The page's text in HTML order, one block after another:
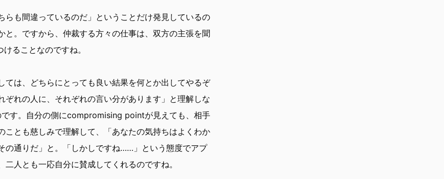
も間違っているのだ」ということだけ発見しているの
と。ですから、仲裁する方々の仕事は、双方の主張を聞
ることなのですね。
は、どちらにとっても良い結果を何とか出してやるぞ
ぞれの人に、それぞれの言い分があります」と理解しな
す。自分の側にcompromising pointが見えても、相手
ことも慈しみで理解して、「あなたの気持ちはよくわか
の通りだ」と。「しかしですね……」という態度でアプ
人とも一応自分に賛成してくれるのですね。